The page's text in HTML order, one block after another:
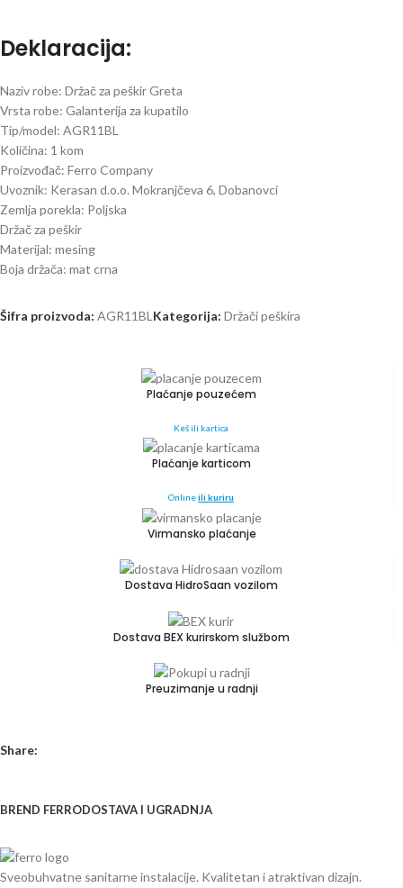
Deklaracija:
Naziv robe: Držač za peškir Greta
Vrsta robe: Galanterija za kupatilo
Tip/model: AGR11BL
Količina: 1 kom
Proizvođač: Ferro Company
Uvoznik: Kerasan d.o.o. Mokranjčeva 6, Dobanovci
Zemlja porekla: Poljska
Držač za peškir
Materijal: mesing
Boja držača: mat crna
Šifra proizvoda: AGR11BL Kategorija: Držači peškira
Plaćanje pouzećem
Keš ili kartica
Plaćanje karticom
Onlineili kuriru
Virmansko plaćanje
Dostava HidroSaan vozilom
Dostava BEX kurirskom službom
Preuzimanje u radnji
Share:
BREND FERRODOSTAVA I UGRADNJA
Sveobuhvatne sanitarne instalacije. Kvalitetan i atraktivan dizajn.